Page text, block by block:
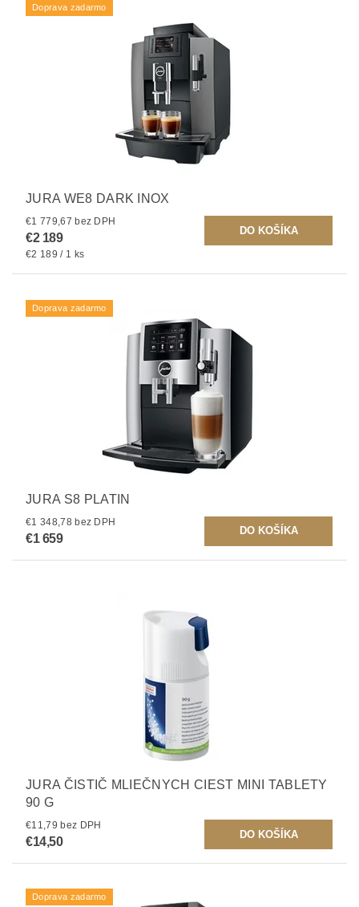
Doprava zadarmo
JURA WE8 DARK INOX
€1 779,67 bez DPH
€2 189
€2 189 / 1 ks
Doprava zadarmo
JURA S8 PLATIN
€1 348,78 bez DPH
€1 659
JURA ČISTIČ MLIEČNYCH CIEST MINI TABLETY
90 G
€11,79 bez DPH
€14,50
Doprava zadarmo